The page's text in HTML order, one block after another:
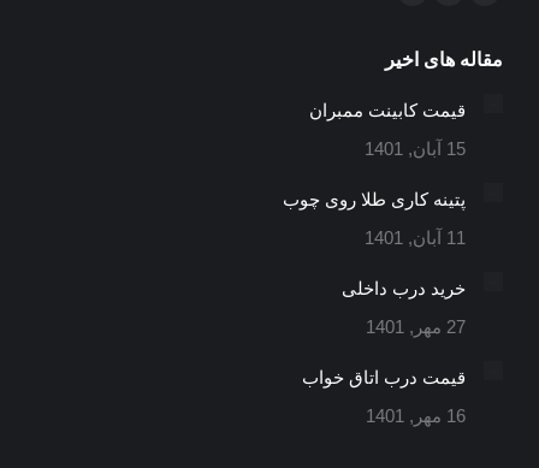
کردن
پنجره
جدید
کردن
برگه
پنجره
جدید
کردن
برگه
پنجره
جدید
مقاله های اخیر
قیمت کابینت ممبران
15 آبان, 1401
پتینه کاری طلا روی چوب
11 آبان, 1401
خرید درب داخلی
27 مهر, 1401
قیمت درب اتاق خواب
16 مهر, 1401